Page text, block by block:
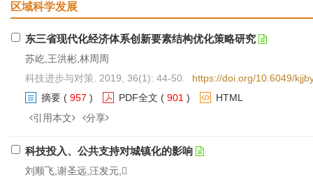
区域科学发展
东三省现代化经济体系创新要素结构优化策略研究
苏屹,王洪彬,林周周
科技进步与对策. 2019, 36(1): 44-50.
https://doi.org/10.6049/
摘要 ( 957 ) PDF全文 ( 901 )
HTML
引用本文
分享
科技投入、公共支持对城镇化的影响
刘顺飞,谢圣远,汪发元,